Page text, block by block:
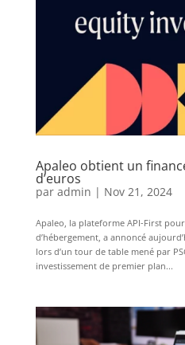
Apaleo obtient un
d’euros
par admin | Nov 21, 2024
Apaleo, la plateforme API-First
d’hébergement, a annoncé
lors d’un tour de table mené par
investissement de premier plan...